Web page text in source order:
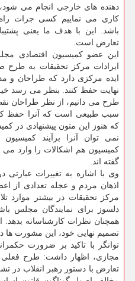
دهنده های خارجی انجام می
کاری می نماییم کسی جرات
باشد. این با هدف ما یعنی
تعارض است.
این عضو کمیسیون اقتصادی
ایرادات مرکز تحقیقات به
ایده مرکزی دارد که طراحان و
نهایت حفظ کنند. بنظر می رسد
طرح می دانیم، از نظر طراحان
سبب طبیعی است که آنرا حفظ
که هنوز این متون پیشنهادی
نمی توان آنرا برآیند
کمیسیون هم اشکالات را وارد
گفته اند.
وی با اشاره به تغییرات
اذهان مردم و عجله تعدادی از
مرکز تحقیقات در بیشتر موارد
دلسوز برای نمایندگان مجلس
همچنان نظرات کارشناسانه بدهد.
تصمیم نهایی خود، این مشورت ها
توانگر با تاکید بر ضرورت
مجازی، اظهار داشت: طرح
تعارض با دستور رهبر انقلاب